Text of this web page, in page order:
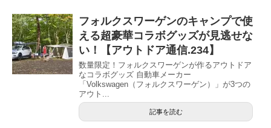
フォルクスワーゲンのキャンプで使
える超豪華コラボグッズが見逃せな
い！【アウトドア通信.234】
数量限定！フォルクスワーゲンが作るアウトドア
なコラボグッズ 自動車メーカー
「Volkswagen（フォルクスワーゲン）」が3つの
アウト...
記事を読む